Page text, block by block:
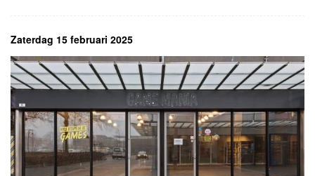
Zaterdag 15 februari 2025